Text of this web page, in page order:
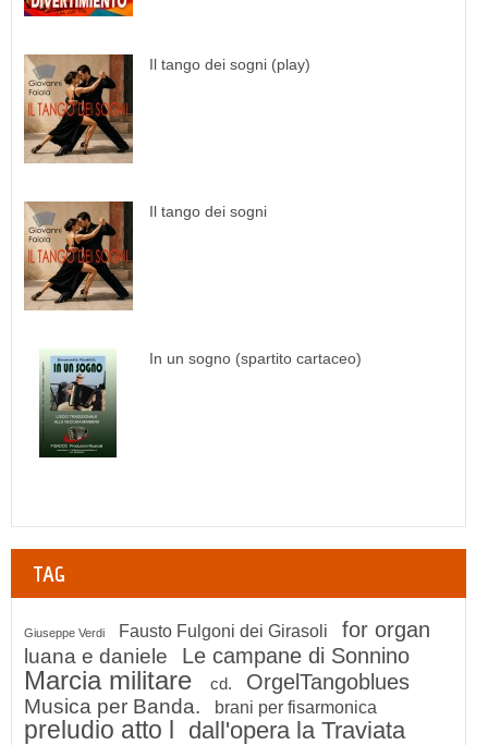
Il tango dei sogni (play)
Il tango dei sogni
In un sogno (spartito cartaceo)
TAG
Giuseppe Verdi Fausto Fulgoni dei Girasoli for organ
luana e daniele Le campane di Sonnino
Marcia militare cd. OrgelTangoblues
Musica per Banda. brani per fisarmonica
preludio atto l dall'opera la Traviata